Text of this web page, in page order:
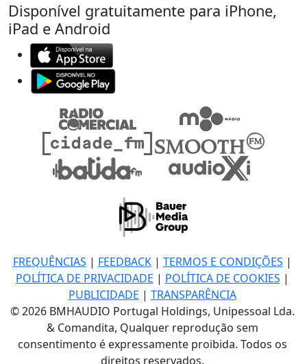
Disponível gratuitamente para iPhone,
iPad e Android
FREQUÊNCIAS | FEEDBACK| TERMOS E CONDIÇÕES |
POLÍTICA DE PRIVACIDADE | POLÍTICA DE COOKIES |
PUBLICIDADE | TRANSPARÊNCIA
© 2026 BMHAUDIO Portugal Holdings, Unipessoal Lda.
& Comandita, Qualquer reprodução sem
consentimento é expressamente proibida. Todos os
direitos reservados.